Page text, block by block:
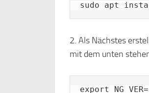
sudo apt
2. Als Nächstes
mit dem unten
export